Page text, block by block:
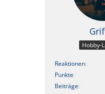
Hobby-
Reaktionen
Punkte
Beiträge